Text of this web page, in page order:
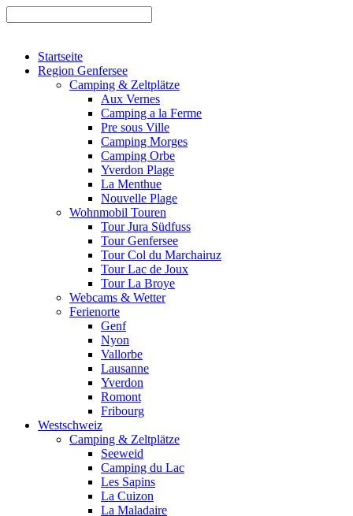
Startseite
Region Genfersee
Camping & Zeltplätze
Aux Vernes
Camping a la Ferme
Pre sous Ville
Camping Morges
Camping Orbe
Yverdon Plage
La Menthue
Nouvelle Plage
Wohnmobil Touren
Tour Jura Südfuss
Tour Genfersee
Tour Col du Marchairuz
Tour Lac de Joux
Tour La Broye
Webcams & Wetter
Ferienorte
Genf
Nyon
Vallorbe
Lausanne
Yverdon
Romont
Fribourg
Westschweiz
Camping & Zeltplätze
Seeweid
Camping du Lac
Les Sapins
La Cuizon
La Maladaire